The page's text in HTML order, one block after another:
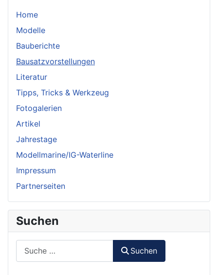
Home
Modelle
Bauberichte
Bausatzvorstellungen
Literatur
Tipps, Tricks & Werkzeug
Fotogalerien
Artikel
Jahrestage
Modellmarine/IG-Waterline
Impressum
Partnerseiten
Suchen
Suchen